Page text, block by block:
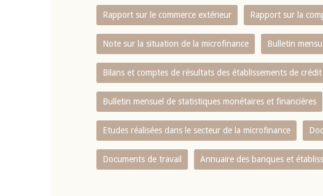
Rapport sur le commerce extérieur Rapport sur la
Note sur la situation de la microfinance Bulletin
Bilans et comptes de résultats des établissements de crédit
Bulletin mensuel de statistiques monétaires et financières
Etudes réalisées dans le secteur de la microfinance
Documents de travail Annuaire des banques et